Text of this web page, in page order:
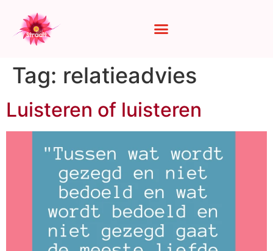
Tag: relatieadvies
Luisteren of luisteren